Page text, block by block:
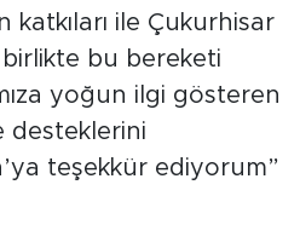
katkıları ile Çukurhisar
bu bereketi
yoğun ilgi gösteren
desteklerini
teşekkür ediyorum”